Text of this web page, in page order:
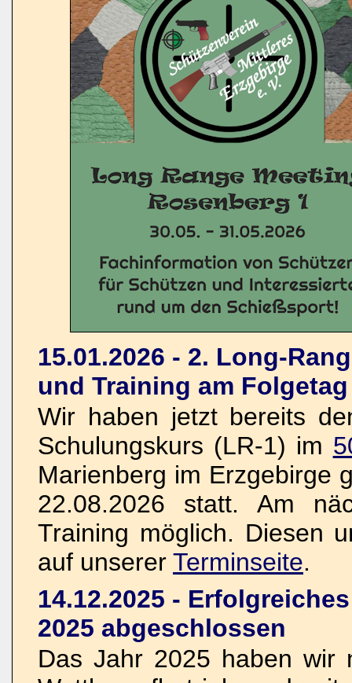
15.01.2026 - 2. Long-
und Training am Folgetag
Wir haben jetzt bereits
Schulungskurs (LR-1) im
Marienberg im Erzgebirge
22.08.2026 statt. Am
Training möglich. Diesen
auf unserer Terminseite.
14.12.2025 -
2025 abgeschlossen
Das Jahr 2025 haben wir